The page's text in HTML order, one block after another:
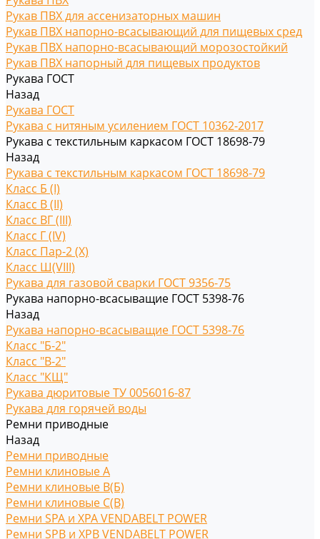
Рукав ПВХ для ассенизаторных машин
Рукав ПВХ напорно-всасывающий для пищевых сред
Рукав ПВХ напорно-всасывающий морозостойкий
Рукав ПВХ напорный для пищевых продуктов
Рукава ГОСТ
Назад
Рукава ГОСТ
Рукава с нитяным усилением ГОСТ 10362-2017
Рукава с текстильным каркасом ГОСТ 18698-79
Назад
Рукава с текстильным каркасом ГОСТ 18698-79
Класс Б (I)
Класс В (II)
Класс ВГ (III)
Класс Г (IV)
Класс Пар-2 (X)
Класс Ш(VIII)
Рукава для газовой сварки ГОСТ 9356-75
Рукава напорно-всасыващие ГОСТ 5398-76
Назад
Рукава напорно-всасыващие ГОСТ 5398-76
Класс "Б-2"
Класс "В-2"
Класс "КЩ"
Рукава дюритовые ТУ 0056016-87
Рукава для горячей воды
Ремни приводные
Назад
Ремни приводные
Ремни клиновые A
Ремни клиновые В(Б)
Ремни клиновые С(B)
Ремни SPA и XPA VENDABELT POWER
Ремни SPB и XPB VENDABELT POWER